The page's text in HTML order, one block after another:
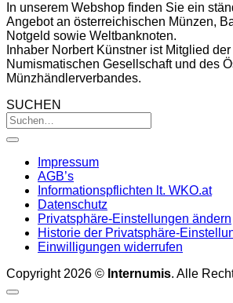
In unserem Webshop finden Sie ein
Angebot an österreichischen Münzen,
Notgeld sowie Weltbanknoten.
Inhaber Norbert Künstner ist Mitglied
Numismatischen Gesellschaft und des
Münzhändlerverbandes.
SUCHEN
Impressum
AGB’s
Informationspflichten lt. WKO.at
Datenschutz
Privatsphäre-Einstellungen ändern
Historie der Privatsphäre-
Einwilligungen widerrufen
Copyright 2026 © Internumis. Alle